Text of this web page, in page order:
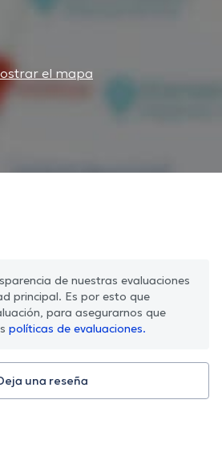
el mapa
de nuestras evaluaciones
principal. Es por esto que
para asegurarnos que
políticas de evaluaciones.
una reseña